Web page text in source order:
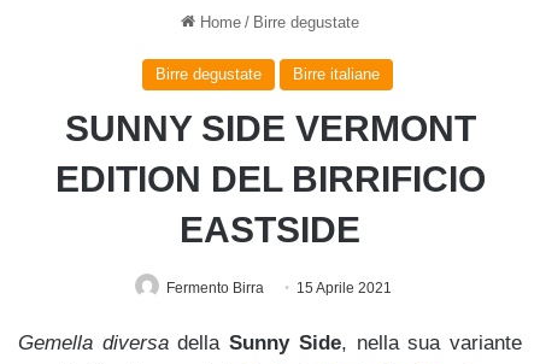
Home / Birre degustate
Birre degustate Birre italiane
SUNNY SIDE VERMONT
EDITION DEL BIRRIFICIO
EASTSIDE
Fermento Birra 15 Aprile 2021
Gemella diversadellaSunny Side, nella sua variante